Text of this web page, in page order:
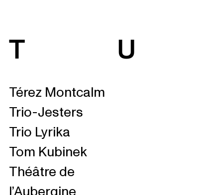
T
Térez Montcalm
Trio-Jesters
Trio Lyrika
Tom Kubinek
Théâtre de
U